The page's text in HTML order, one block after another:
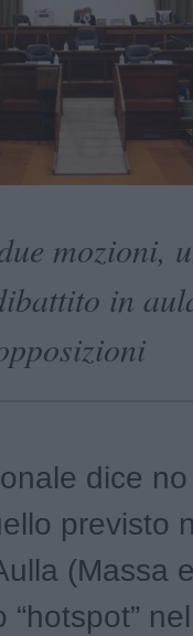
mozioni,
in
dice
previsto
(Massa
“hotspot”